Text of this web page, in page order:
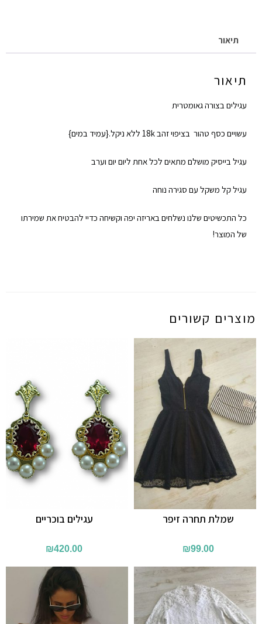
תיאור
תיאור
עגילים בצורה גאומטרית
עשויים כסף טהור בציפוי זהב 18k ללא ניקל.{עמיד במים}
עגיל בייסיק מושלם מתאים לכל אחת ליום יום וערב
עגיל קל משקל עם סגירה נוחה
כל התכשיטים שלנו נשלחים באריזה יפה וקשיחה כדיי להבטיח את שמירתו
של המוצר!
מוצרים קשורים
עגילים בוכריים
₪420.00
שמלת תחרה זיפר
₪99.00